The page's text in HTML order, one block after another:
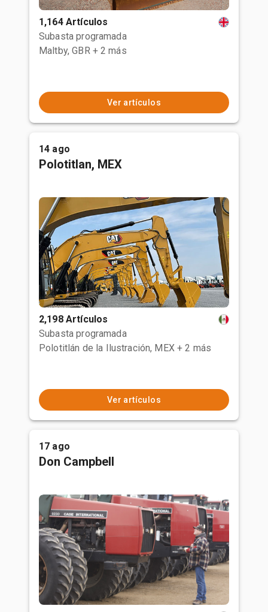
1,164 Artículos
Subasta programada
Maltby, GBR + 2 más
Ver artículos
14 ago
Polotitlan, MEX
2,198 Artículos
Subasta programada
Polotitlán de la Ilustración, MEX + 2 más
Ver artículos
17 ago
Don Campbell